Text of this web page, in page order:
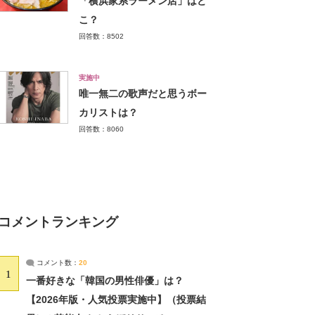
こ？
回答数：8502
実施中
唯一無二の歌声だと思うボー
カリストは？
回答数：8060
コメントランキング
1
コメント数： 20
一番好きな「韓国の男性俳優」は？
【2026年版・人気投票実施中】（投票結